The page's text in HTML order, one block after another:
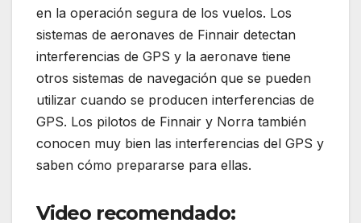
en la operación segura de los vuelos. Los
sistemas de aeronaves de Finnair detectan
interferencias de GPS y la aeronave tiene
otros sistemas de navegación que se pueden
utilizar cuando se producen interferencias de
GPS. Los pilotos de Finnair y Norra también
conocen muy bien las interferencias del GPS y
saben cómo prepararse para ellas.
Video recomendado: